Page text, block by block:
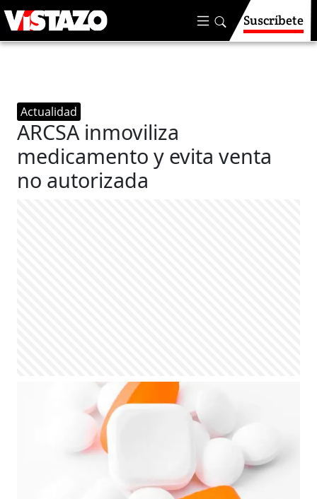
Suscríbete
Actualidad
ARCSA inmoviliza
medicamento y evita venta
no autorizada